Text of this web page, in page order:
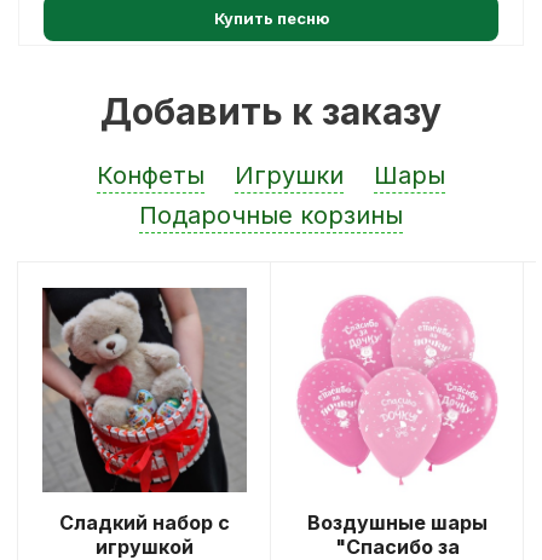
Купить песню
Добавить к заказу
Конфеты Игрушки
Шары
Подарочные корзины
Сладкий набор с
игрушкой
Воздушные шары
"Спасибо за